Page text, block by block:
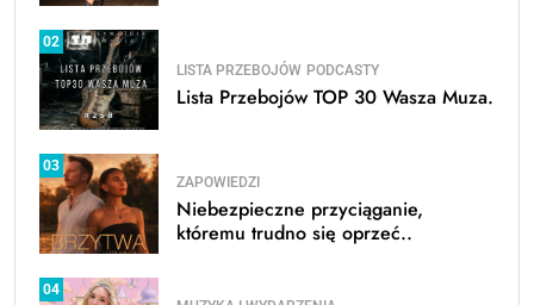
02
LISTA PRZEBOJÓW PODCASTY
Lista Przebojów TOP 30 Wasza Muza.
03
ZAPOWIEDZI
Niebezpieczne przyciąganie,
któremu trudno się oprzeć..
04